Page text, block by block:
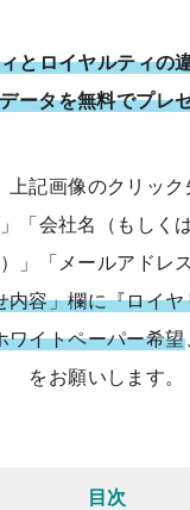
とロイヤルティの
ータを無料でプレ
上記画像のクリック
「会社名（もしく
」「メールアドレス
内容」欄に『ロイ
ワイトペーパー希望
をお願いします。
目次